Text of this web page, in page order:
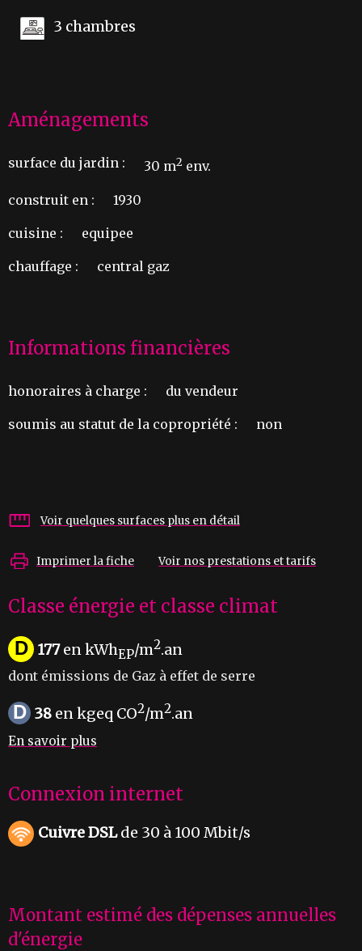
3 chambres
Aménagements
surface du jardin : 30 m2 env.
construit en : 1930
cuisine : equipee
chauffage : central gaz
Informations financières
honoraires à charge : du vendeur
soumis au statut de la copropriété : non
Voir quelques surfaces plus en détail
Imprimer la fiche Voir nos prestations et tarifs
Classe énergie et classe climat
D 177en kWhEP/m2.an
dont émissions de Gaz à effet de serre
D 38 en kgeq CO2/m2.an
En savoir plus
Connexion internet
Cuivre DSLde 30 à 100 Mbit/s
Montant estimé des dépenses annuelles
d'énergie